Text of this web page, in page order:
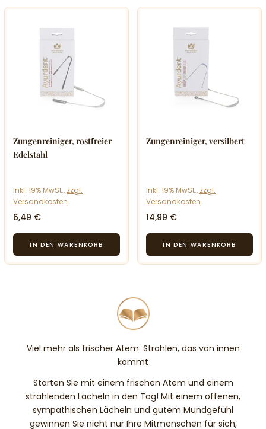
Zungenreiniger, rostfreier
Edelstahl
Inkl. 19% MwSt., zzgl.
Versandkosten
6,49 €
Zungenreiniger, versilbert
Inkl. 19% MwSt., zzgl.
Versandkosten
14,99 €
Viel mehr als frischer Atem: Strahlen, das von innen
kommt
Starten Sie mit einem frischen Atem und einem
strahlenden Lächeln in den Tag! Mit einem offenen,
sympathischen Lächeln und gutem Mundgefühl
gewinnen Sie nicht nur Ihre Mitmenschen für sich,